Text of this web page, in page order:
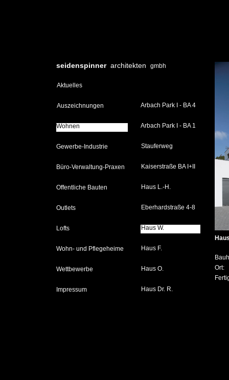
seidenspinnerarchitekten gmbh
Auszeichnungen
Wohnen
Gewerbe-Industrie
Öffentliche Bauten
Outlets
Lofts
Wettbewerbe
Wohn- und Pflegeheime
Impressum
Büro-Verwaltung-Praxen
Aktuelles
Wohnen
Haus F.
Haus Dr. R.
Haus O.
Haus W.
Eberhardstraße 4-8
Kaiserstraße BA I+II
Stauferweg
Haus L.-H.
Arbach Park I - BA 1
Arbach Park I - BA 4
Haus W.
Ort: